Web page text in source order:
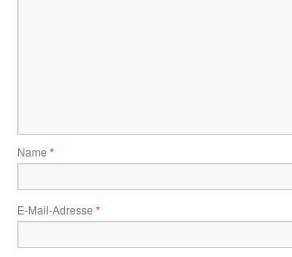
Name *
E-Mail-Adresse *